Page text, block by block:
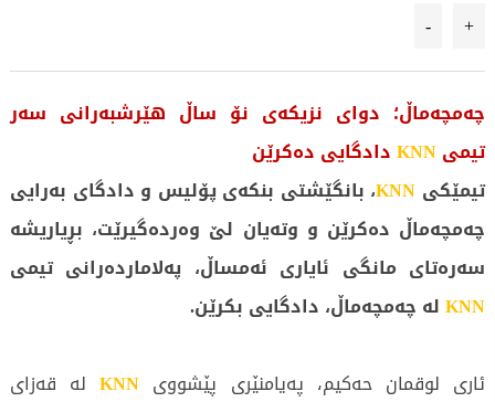
+
-
چەمچەماڵ؛ دوای نزیكەی نۆ ساڵ هێرشبەرانی سەر
تیمیKNNدادگایی دەكرێن
تیمێكی KNN، بانگێشتی بنكەی پۆلیس و دادگای بەرایی
چەمچەماڵ دەكرێن و وتەیان لێ وەردەگیرێت، بڕیاریشە
سەرەتای مانگی ئایاری ئەمساڵ، پەلاماردەرانی تیمی
KNNلە چەمچەماڵ، دادگایی بكرێن.
ئاری لوقمان حەكیم، پەیامنێری پێشووی KNN لە قەزای